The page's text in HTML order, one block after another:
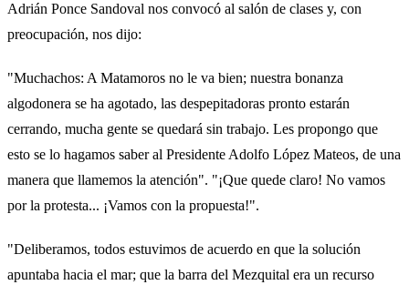
Adrián Ponce Sandoval nos convocó al salón de clases y, con
preocupación, nos dijo:
"Muchachos: A Matamoros no le va bien; nuestra bonanza
algodonera se ha agotado, las despepitadoras pronto estarán
cerrando, mucha gente se quedará sin trabajo. Les propongo que
esto se lo hagamos saber al Presidente Adolfo López Mateos, de una
manera que llamemos la atención". "¡Que quede claro! No vamos
por la protesta... ¡Vamos con la propuesta!".
"Deliberamos, todos estuvimos de acuerdo en que la solución
apuntaba hacia el mar; que la barra del Mezquital era un recurso